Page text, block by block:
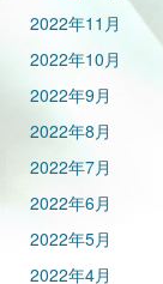
2022年11月
2022年10月
2022年9月
2022年8月
2022年7月
2022年6月
2022年5月
2022年4月